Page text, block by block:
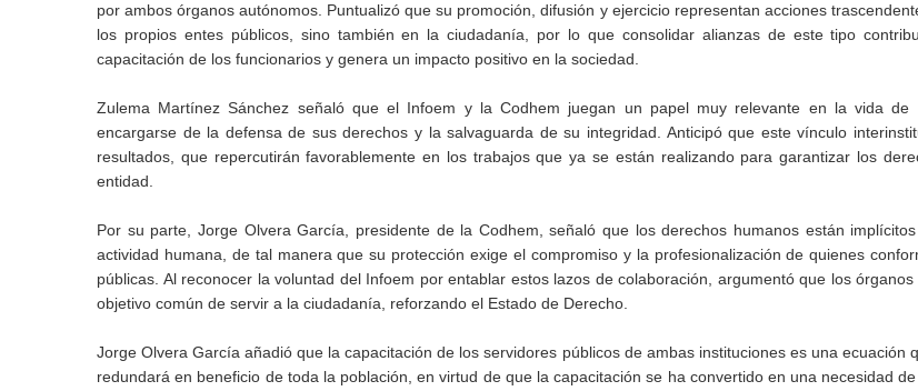
por ambos órganos autónomos. Puntualizó que su promoción, difusión y ejercicio representan acciones
los propios entes públicos, sino también en la ciudadanía, por lo que consolidar alianzas de este tipo
capacitación de los funcionarios y genera un impacto positivo en la sociedad.
Zulema Martínez Sánchez señaló que el Infoem y la Codhem juegan un papel muy relevante en la vida de
encargarse de la defensa de sus derechos y la salvaguarda de su integridad. Anticipó que este vínculo
resultados, que repercutirán favorablemente en los trabajos que ya se están realizando para garantizar los
entidad.
Por su parte, Jorge Olvera García, presidente de la Codhem, señaló que los derechos humanos están
actividad humana, de tal manera que su protección exige el compromiso y la profesionalización de quienes
públicas. Al reconocer la voluntad del Infoem por entablar estos lazos de colaboración, argumentó que los
objetivo común de servir a la ciudadanía, reforzando el Estado de Derecho.
Jorge Olvera García añadió que la capacitación de los servidores públicos de ambas instituciones es una ecuación
redundará en beneficio de toda la población, en virtud de que la capacitación se ha convertido en una necesidad